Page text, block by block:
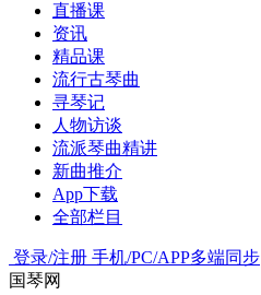
直播课
资讯
精品课
流行古琴曲
寻琴记
人物访谈
流派琴曲精讲
新曲推介
App下载
全部栏目
登录/注册 手机/PC/APP多端同步
国琴网